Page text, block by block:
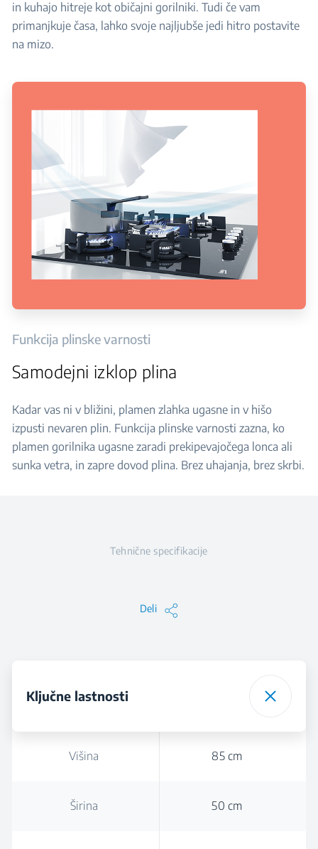
in kuhajo hitreje kot običajni gorilniki. Tudi če vam
primanjkuje časa, lahko svoje najljubše jedi hitro postavite
na mizo.
Funkcija plinske varnosti
Samodejni izklop plina
Kadar vas ni v bližini, plamen zlahka ugasne in v hišo
izpusti nevaren plin. Funkcija plinske varnosti zazna, ko
plamen gorilnika ugasne zaradi prekipevajočega lonca ali
sunka vetra, in zapre dovod plina. Brez uhajanja, brez skrbi.
Tehnične specifikacije
Deli
Ključne lastnosti
Višina 85 cm
Širina 50 cm